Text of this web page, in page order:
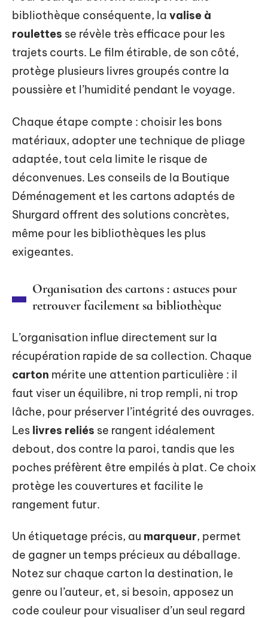
bibliothèque conséquente, la valise à
roulettes se révèle très efficace pour les
trajets courts. Le film étirable, de son côté,
protège plusieurs livres groupés contre la
poussière et l’humidité pendant le voyage.
Chaque étape compte : choisir les bons
matériaux, adopter une technique de pliage
adaptée, tout cela limite le risque de
déconvenues. Les conseils de la Boutique
Déménagement et les cartons adaptés de
Shurgard offrent des solutions concrètes,
même pour les bibliothèques les plus
exigeantes.
Organisation des cartons : astuces pour
retrouver facilement sa bibliothèque
L’organisation influe directement sur la
récupération rapide de sa collection. Chaque
carton mérite une attention particulière : il
faut viser un équilibre, ni trop rempli, ni trop
lâche, pour préserver l’intégrité des ouvrages.
Les livres reliés se rangent idéalement
debout, dos contre la paroi, tandis que les
poches préfèrent être empilés à plat. Ce choix
protège les couvertures et facilite le
rangement futur.
Un étiquetage précis, au marqueur, permet
de gagner un temps précieux au déballage.
Notez sur chaque carton la destination, le
genre ou l’auteur, et, si besoin, apposez un
code couleur pour visualiser d’un seul regard